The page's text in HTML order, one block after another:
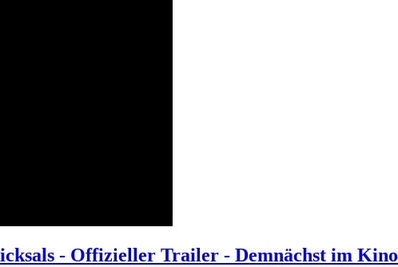
- Offizieller Trailer - Demnächst im Kino